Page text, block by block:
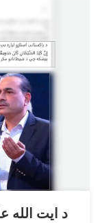
د ایت الله